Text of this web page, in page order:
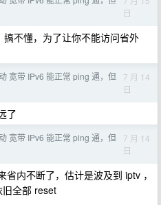
日
不懂，为了让你不能访问省外
宽带 IPv6 能正常 ping 通，但
7 月 14
日
了
宽带 IPv6 能正常 ping 通，但
7 月 14
日
省内不断了，估计是波及到 iptv ，
全部 reset